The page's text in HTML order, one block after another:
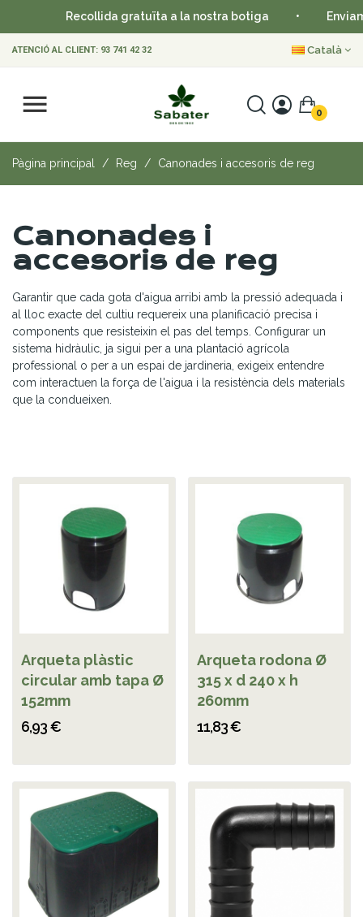
Recollida gratuïta a la nostra botiga • Enviament en
ATENCIÓ AL CLIENT: 93 741 42 32 Català
0
Pàgina principal Reg Canonades i accesoris de reg
Canonades i
accesoris de reg
Garantir que cada gota d'aigua arribi amb la pressió adequada i
al lloc exacte del cultiu requereix una planificació precisa i
components que resisteixin el pas del temps. Configurar un
sistema hidràulic, ja sigui per a una plantació agrícola
professional o per a un espai de jardineria, exigeix entendre
com interactuen la força de l'aigua i la resistència dels materials
que la condueixen.
Arqueta plàstic
circular amb tapa Ø
152mm
6,93 €
Arqueta rodona Ø
315 x d 240 x h
260mm
11,83 €